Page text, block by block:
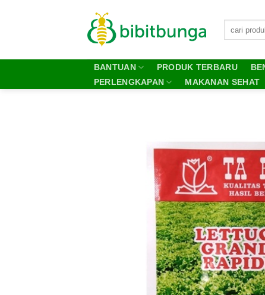
BANTUAN PRODUK TERBARU
PERLENGKAPAN
MAKANAN SEHAT